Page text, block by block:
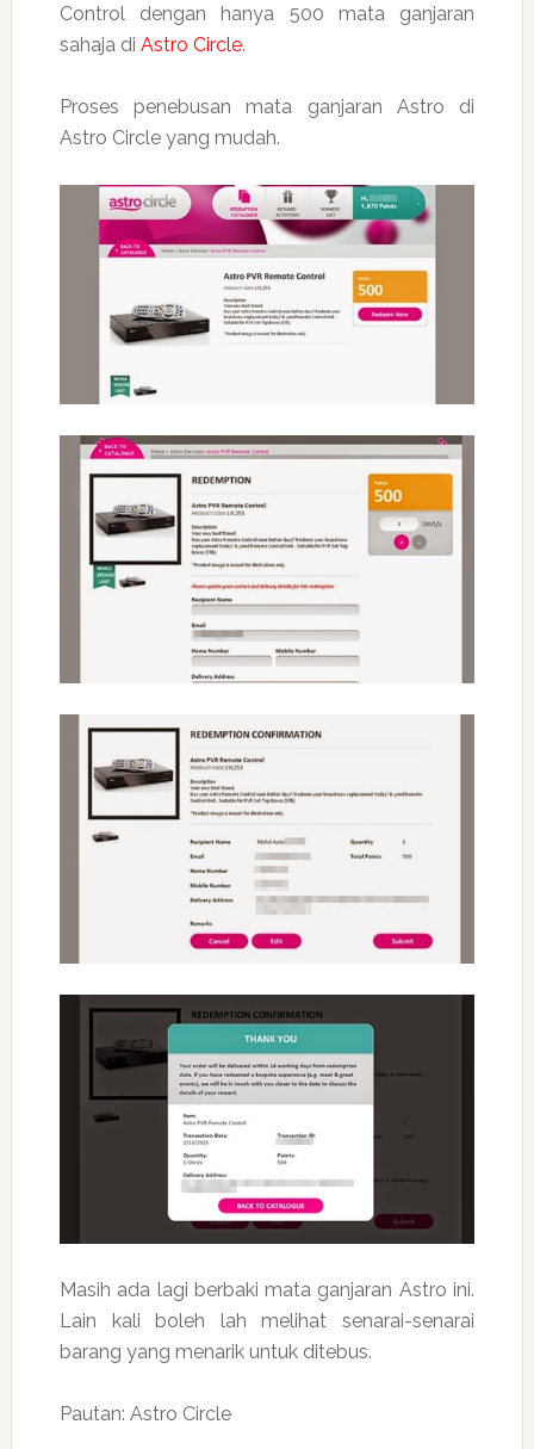
Control dengan hanya 500 mata ganjaran
sahaja di Astro Circle.
Proses penebusan mata ganjaran Astro di
Astro Circle yang mudah.
Masih ada lagi berbaki mata ganjaran Astro ini.
Lain kali boleh lah melihat senarai-senarai
barang yang menarik untuk ditebus.
Pautan: Astro Circle